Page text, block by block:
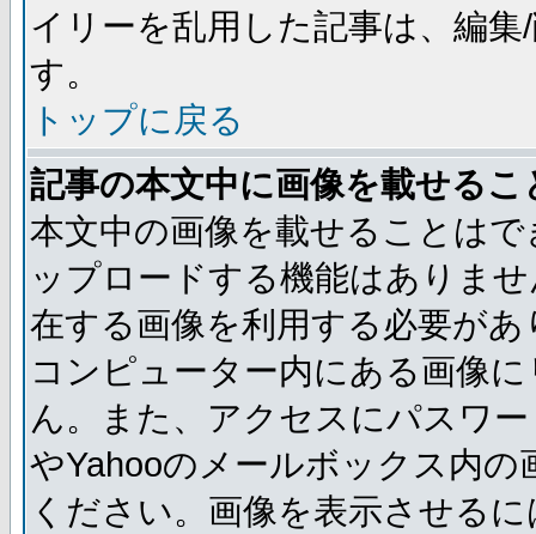
イリーを乱用した記事は、編
す。
トップに戻る
記事の本文中に画像を載せる
本文中の画像を載せることは
ップロードする機能はありま
在する画像を利用する必要が
コンピューター内にある画像
ん。また、アクセスにパスワ
やYahooのメールボックス内
ください。画像を表示させる